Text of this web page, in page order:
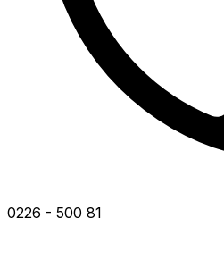
0226 - 500 81